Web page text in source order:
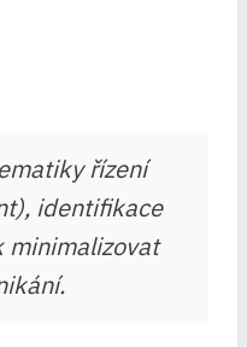
řízení
identifikace
minimalizovat